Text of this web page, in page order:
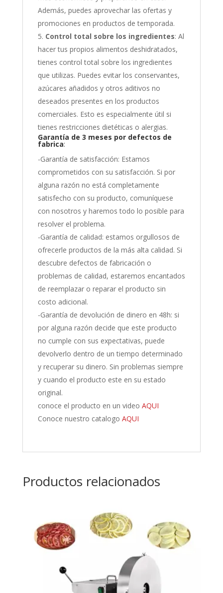
Además, puedes aprovechar las ofertas y
promociones en productos de temporada.
Control total sobre los ingredientes: Al
hacer tus propios alimentos deshidratados,
tienes control total sobre los ingredientes
que utilizas. Puedes evitar los conservantes,
azúcares añadidos y otros aditivos no
deseados presentes en los productos
comerciales. Esto es especialmente útil si
tienes restricciones dietéticas o alergias.
Garantía de 3 meses por defectos de
fabrica:
-Garantía de satisfacción: Estamos
comprometidos con su satisfacción. Si por
alguna razón no está completamente
satisfecho con su producto, comuníquese
con nosotros y haremos todo lo posible para
resolver el problema.
-Garantía de calidad: estamos orgullosos de
ofrecerle productos de la más alta calidad. Si
descubre defectos de fabricación o
problemas de calidad, estaremos encantados
de reemplazar o reparar el producto sin
costo adicional.
-Garantía de devolución de dinero en 48h: si
por alguna razón decide que este producto
no cumple con sus expectativas, puede
devolverlo dentro de un tiempo determinado
y recuperar su dinero. Sin problemas siempre
y cuando el producto este en su estado
original.
conoce el producto en un video AQUI
Conoce nuestro catalogo AQUI
Productos relacionados